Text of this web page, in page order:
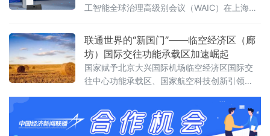
工智能全球治理高级别会议（WAIC）在上海举
WAIC持续汇聚前沿技术、产业实践与全球智
慧，推动人工智能更好地服务经济社会发展。
联通世界的“新国门”——临空经济区（廊
坊）国际交往功能承载区加速崛起
国家赋予北京大兴国际机场临空经济区国际交
往中心功能承载区、国家航空科技创新引领
位。近年来，临空经济区（廊坊）紧扣“三区”建
设目标，依托大兴机场世界级航空枢纽优势，
持续拓展国际商务交往与文化交流功能，全力